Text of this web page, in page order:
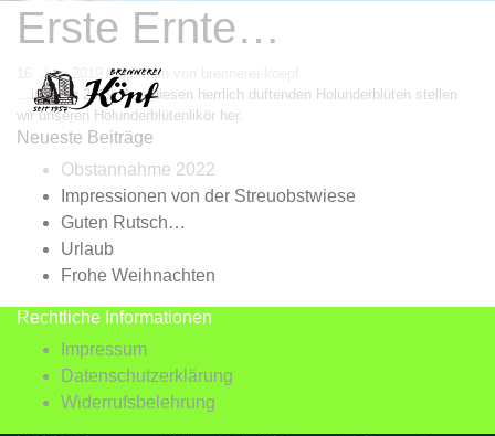
Erste Ernte…
16. Juni 2019 Allgemein
…im Jahr 2019. Aus diesen herrlich duftenden Holunderblüten stellen
wir unseren Holunderblütenlikör her.
Neueste Beiträge
Obstannahme 2022
Impressionen von der Streuobstwiese
Guten Rutsch…
Urlaub
Frohe Weihnachten
Rechtliche Informationen
Impressum
Datenschutzerklärung
Widerrufsbelehrung